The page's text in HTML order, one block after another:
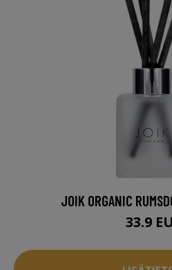
JOIK ORGANIC
33.9